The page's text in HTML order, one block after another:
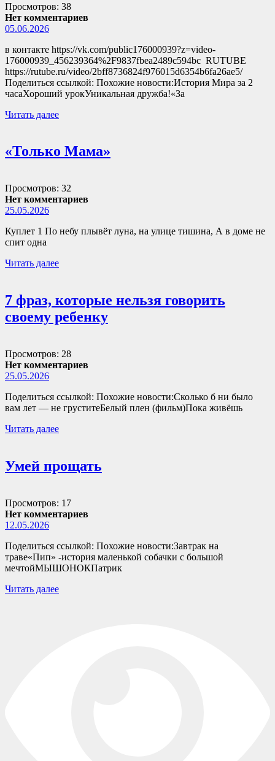
Просмотров: 38
Нет комментариев
05.06.2026
в контакте https://vk.com/public176000939?z=video-
176000939_456239364%2F9837fbea2489c594bc RUTUBE
https://rutube.ru/video/2bff8736824f976015d6354b6fa26ae5/
Поделиться ссылкой: Похожие новости:История Мира за 2
часаХороший урокУникальная дружба!«За
Читать далее
«Только Мама»
Просмотров: 32
Нет комментариев
25.05.2026
Куплет 1 По небу плывёт луна, на улице тишина, А в доме не
спит одна
Читать далее
7 фраз, которые нельзя говорить
своему ребенку
Просмотров: 28
Нет комментариев
25.05.2026
Поделиться ссылкой: Похожие новости:Сколько б ни было
вам лет — не груститеБелый плен (фильм)Пока живёшь
Читать далее
Умей прощать
Просмотров: 17
Нет комментариев
12.05.2026
Поделиться ссылкой: Похожие новости:Завтрак на
траве«Пип» -история маленькой собачки с большой
мечтойМЫШОНОКПатрик
Читать далее